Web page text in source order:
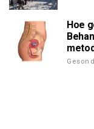
Hoe